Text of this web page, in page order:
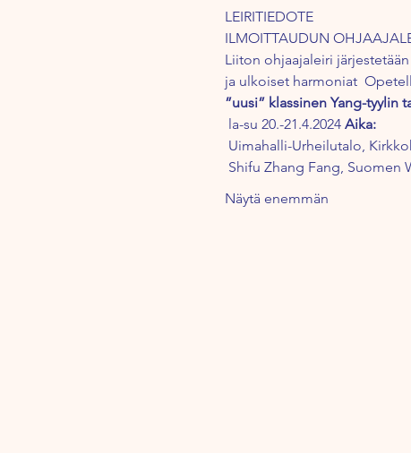
LEIRITIEDOTE
ILMOITTAUDUN
Liiton ohjaajaleiri
ja ulkoiset harmoniat
”uusi” klassinen Yang-tyylin
la-su 20.-21.4.2024 Aika:
Uimahalli-Urheilutalo,
Shifu Zhang Fang, Suomen
Näytä enemmän